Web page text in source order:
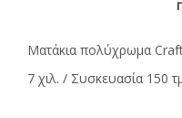
Ματάκια πολύχρωμα
7 χιλ. / Συσκευασία 150